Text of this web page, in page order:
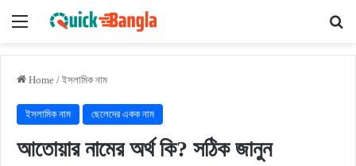
Menu
Home / ইসলামিক নাম
ইসলামিক নাম ছেলেদের একক নাম
আতোয়ার নামের অর্থ কি? সঠিক জানুন